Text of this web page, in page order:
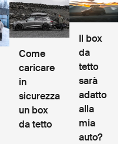
Come
caricare
in
sicurezza
un box
da tetto
Il box
da
tetto
sarà
adatto
alla
mia
auto?